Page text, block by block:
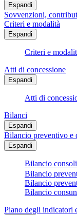
Espandi
Sovvenzioni,
Criteri e modalità
Espandi
Criteri e
Atti di concessione
Espandi
Atti di
Bilanci
Espandi
Bilancio preventivo e
Espandi
Bilancio
Bilancio
Bilancio
Bilancio
Piano degli indicatori